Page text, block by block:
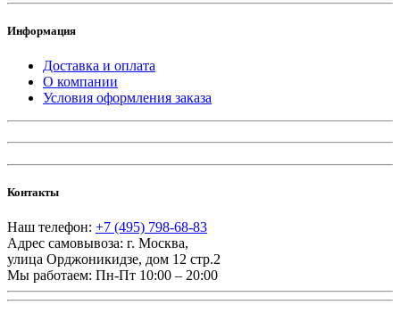
Информация
Доставка и оплата
О компании
Условия оформления заказа
Контакты
Наш телефон: +7 (495) 798-68-83
Адрес самовывоза: г. Москва,
улица Орджоникидзе, дом 12 стр.2
Мы работаем: Пн-Пт 10:00 – 20:00